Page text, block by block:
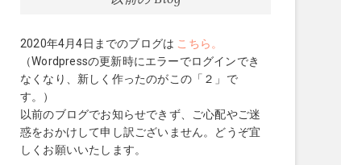
2020年4月4日までのブログは こちら。
（Wordpressの更新時にエラーでログインでき
なくなり、新しく作ったのがこの「２」で
す。）
以前のブログでお知らせできず、ご心配やご迷
惑をおかけして申し訳ございません。どうぞ宜
しくお願いいたします。